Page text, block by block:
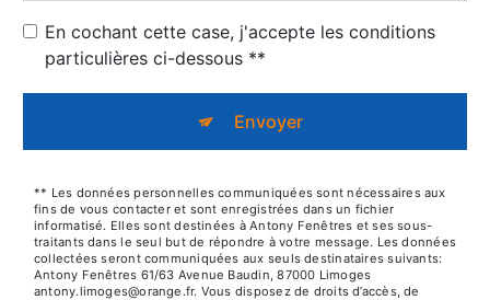
En cochant cette case, j'accepte les conditions
particulières ci-dessous **
Envoyer
** Les données personnelles communiquées sont nécessaires aux
fins de vous contacter et sont enregistrées dans un fichier
informatisé. Elles sont destinées à Antony Fenêtres et ses sous-
traitants dans le seul but de répondre à votre message. Les données
collectées seront communiquées aux seuls destinataires suivants:
Antony Fenêtres 61/63 Avenue Baudin, 87000 Limoges
antony.limoges@orange.fr. Vous disposez de droits d’accès, de